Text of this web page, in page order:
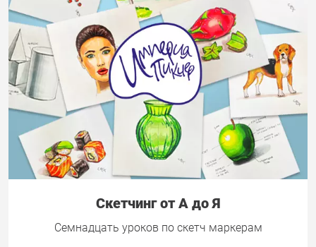
Скетчинг от А до Я
Семнадцать уроков по скетч маркерам